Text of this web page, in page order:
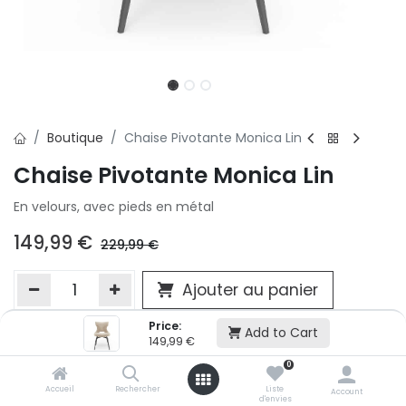
Price:
149,99 € Add to Cart
Accueil Rechercher
0
Liste
d'envies
Account
Boutique Chaise Pivotante Monica Lin
Chaise Pivotante Monica Lin
En velours, avec pieds en métal
149,99 € 229,99€
Ajouter au panier
Ajouter à la liste d'envie
Si vous ne pouvez pas ajouter cet article dans votre panier
victime de son succès et momentanément indisponible.